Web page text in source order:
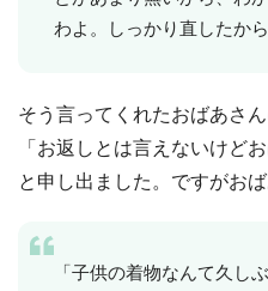
わよ。しっかり直したから
そう言ってくれたおばあさ
「お返しとは言えないけど
と申し出ました。ですがおば
「子供の着物なんて久し